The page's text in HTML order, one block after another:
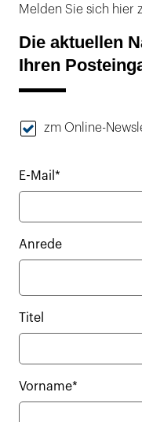
Melden Sie sich hier
Die aktuellen
Ihren
zm Online-
E-Mail*
Anrede
Titel
Vorname*